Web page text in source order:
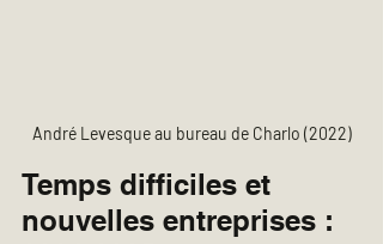
André Levesque au bureau de Charlo (2022)
Temps difficiles et
nouvelles entreprises :